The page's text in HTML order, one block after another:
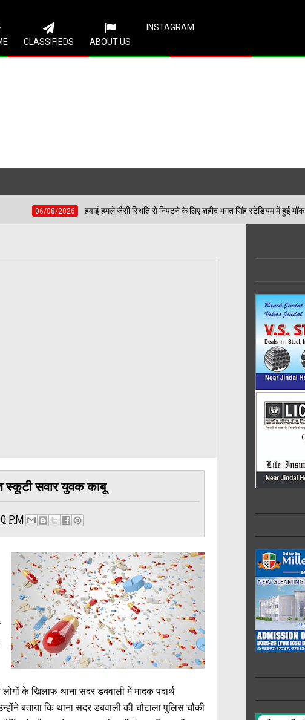
CLASSIFIEDS ABOUT US
INSTAGRAM
हवाई हमले जैसी स्थिति से निपटने के लिए शहीद भगत सिंह स्टेडियम में हुई मॉक एक्सरसाइज, आठ घायलों
स्कूटी सवार युवक काबू
PM
के खिलाफ थाना सदर डबवाली में मादक पदार्थ
बताया कि थाना सदर डबवाली की चौटाला पुलिस चौकी